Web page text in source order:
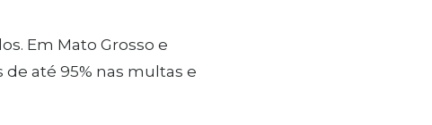
Em Mato Grosso e
de até 95% nas multas e